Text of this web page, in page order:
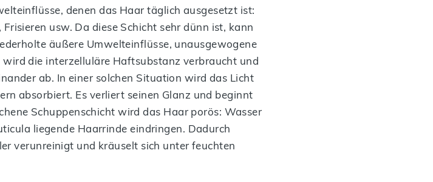
denen das Haar täglich ausgesetzt ist:
usw. Da diese Schicht sehr dünn ist, kann
äußere Umwelteinflüsse, unausgewogene
die interzelluläre Haftsubstanz verbraucht und
ab. In einer solchen Situation wird das Licht
absorbiert. Es verliert seinen Glanz und beginnt
Schuppenschicht wird das Haar porös: Wasser
liegende Haarrinde eindringen. Dadurch
verunreinigt und kräuselt sich unter feuchten